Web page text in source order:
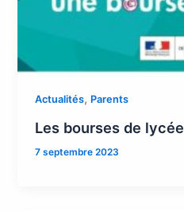
Actualités, Parents
Les bourses de lycée
7 septembre 2023